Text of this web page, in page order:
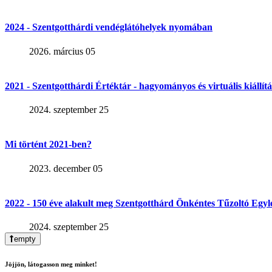
2024 - Szentgotthárdi vendéglátóhelyek nyomában
2026. március 05
2021 - Szentgotthárdi Értéktár - hagyományos és virtuális
2024. szeptember 25
Mi történt 2021-ben?
2023. december 05
2022 - 150 éve alakult meg Szentgotthárd Önkéntes Tűzoltó
2024. szeptember 25
empty
Jöjjön, látogasson meg minket!